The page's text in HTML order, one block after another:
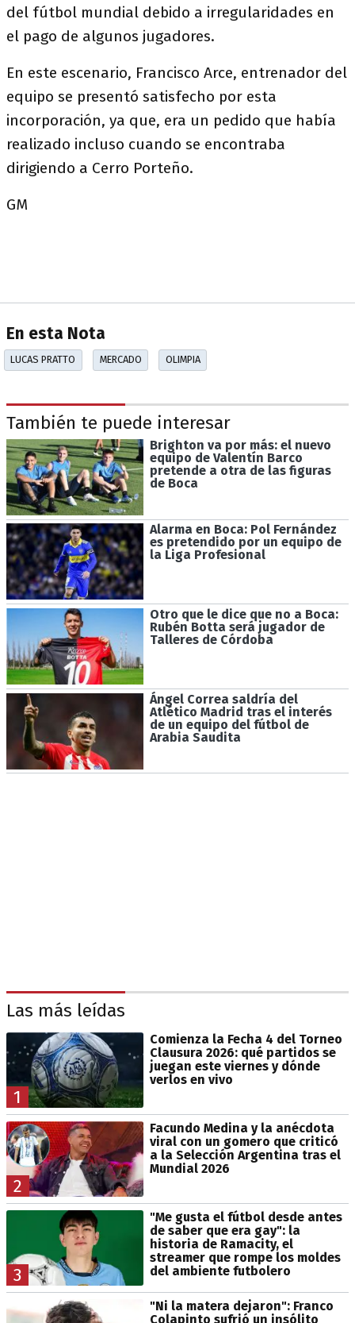
del fútbol mundial debido a irregularidades en
el pago de algunos jugadores.
En este escenario, Francisco Arce, entrenador del
equipo se presentó satisfecho por esta
incorporación, ya que, era un pedido que había
realizado incluso cuando se encontraba
dirigiendo a Cerro Porteño.
GM
En esta Nota
LUCAS PRATTO MERCADO OLIMPIA
También te puede interesar
Brighton va por más: el nuevo
equipo de Valentín Barco
pretende a otra de las figuras
de Boca
Alarma en Boca: Pol Fernández
es pretendido por un equipo de
la Liga Profesional
Otro que le dice que no a Boca:
Rubén Botta será jugador de
Talleres de Córdoba
Ángel Correa saldría del
Atlético Madrid tras el interés
de un equipo del fútbol de
Arabia Saudita
Las más leídas
1
Comienza la Fecha 4 del Torneo
Clausura 2026: qué partidos se
juegan este viernes y dónde
verlos en vivo
2
Facundo Medina y la anécdota
viral con un gomero que criticó
a la Selección Argentina tras el
Mundial 2026
3
"Me gusta el fútbol desde antes
de saber que era gay": la
historia de Ramacity, el
streamer que rompe los moldes
del ambiente futbolero
"Ni la matera dejaron": Franco
Colapinto sufrió un insólito